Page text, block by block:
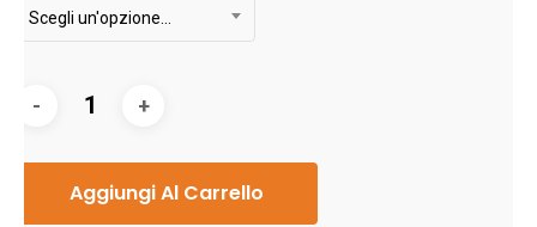
Scegli un'opzione…
Aggiungi Al Carrello